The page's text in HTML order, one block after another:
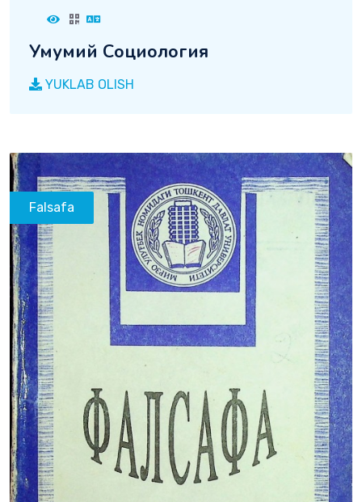
Умумий Социология
YUKLAB OLISH
Falsafa